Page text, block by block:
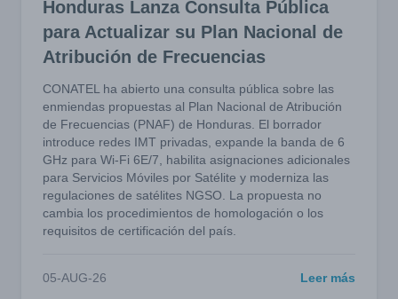
Honduras Lanza Consulta Pública
para Actualizar su Plan Nacional de
Atribución de Frecuencias
CONATEL ha abierto una consulta pública sobre las
enmiendas propuestas al Plan Nacional de Atribución
de Frecuencias (PNAF) de Honduras. El borrador
introduce redes IMT privadas, expande la banda de 6
GHz para Wi-Fi 6E/7, habilita asignaciones adicionales
para Servicios Móviles por Satélite y moderniza las
regulaciones de satélites NGSO. La propuesta no
cambia los procedimientos de homologación o los
requisitos de certificación del país.
05-AUG-26 Leer más